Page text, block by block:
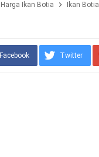
Harga Ikan Botia Ikan Botia
Facebook Twitter